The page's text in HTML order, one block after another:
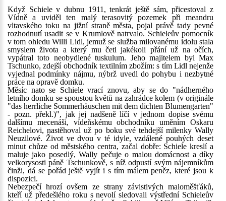
Když Schiele v dubnu 1911, tenkrát ještě sám, přicestoval z
Vídně a uviděl ten malý terasovitý pozemek při meandru
vltavského toku na jižní straně města, pojal právě tady pevné
rozhodnutí usadit se v Krumlově natrvalo. Schieleův pomocník
v tom ohledu Willi Lidl, jemuž se služba milovanému idolu stala
smyslem života a který mu četl jakékoli přání už na očích,
vypátral toto neobydlené tuskulum. Jeho majitelem byl Max
Tschunko, zdejší obchodník textilním zbožím: s tím Lidl nejenže
vyjednal podmínky nájmu, nýbrž uvedl do pohybu i nezbytné
práce na opravě domku.
Měsíc nato se Schiele vrací znovu, aby se do "nádherného
letního domku se spoustou květů na zahrádce kolem (v originále
"das herrliche Sommerhäuschen mit dem dichten Blumengarten"
- pozn. překl.)", jak jej nadšeně líčí v jednom dopise svému
dalšímu mecenáši, vídeňskému obchodníku uměním Oskaru
Reichelovi, nastěhoval už po boku své tehdejší milenky Wally
Neuzilové. Život ve dvou v té idyle, vzdálené pouhých deset
minut chůze od městského centra, začal dobře: Schiele kreslí a
maluje jako posedlý, Wally pečuje o malou domácnost a díky
velkorysosti páně Tschunkově, s níž odpustí svým nájemníkům
činži, dá se pořád ještě vyjít i s tím málem peněz, které jsou k
dispozici.
Nebezpečí hrozí ovšem ze strany závistivých maloměšťáků,
kteří už předešlého roku s nevolí sledovali výstřední Schieleův